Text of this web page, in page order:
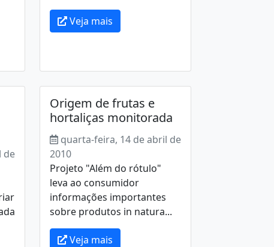
Veja mais
de
Origem de frutas e
hortaliças monitorada
quarta-feira, 14 de abril de
2010
Projeto "Além do rótulo"
leva ao consumidor
informações importantes
sobre produtos in natura...
Veja mais